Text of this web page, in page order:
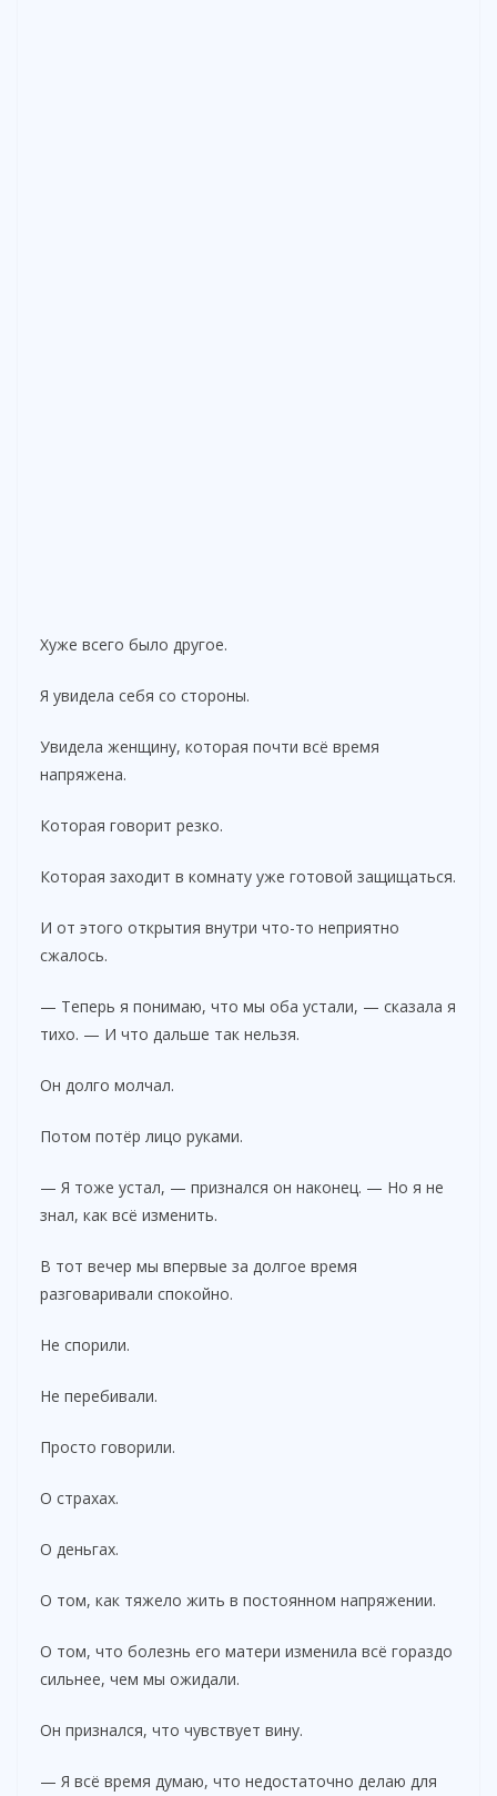
Хуже всего было другое.
Я увидела себя со стороны.
Увидела женщину, которая почти всё время
напряжена.
Которая говорит резко.
Которая заходит в комнату уже готовой защищаться.
И от этого открытия внутри что-то неприятно
сжалось.
— Теперь я понимаю, что мы оба устали, — сказала я
тихо. — И что дальше так нельзя.
Он долго молчал.
Потом потёр лицо руками.
— Я тоже устал, — признался он наконец. — Но я не
знал, как всё изменить.
В тот вечер мы впервые за долгое время
разговаривали спокойно.
Не спорили.
Не перебивали.
Просто говорили.
О страхах.
О деньгах.
О том, как тяжело жить в постоянном напряжении.
О том, что болезнь его матери изменила всё гораздо
сильнее, чем мы ожидали.
Он признался, что чувствует вину.
— Я всё время думаю, что недостаточно делаю для